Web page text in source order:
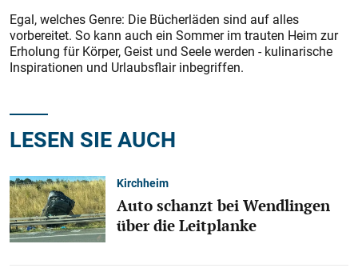
Egal, welches Genre: Die Bücherläden sind auf alles
vorbereitet. So kann auch ein Sommer im trauten Heim zur
Erholung für Körper, Geist und Seele werden - kulinarische
Inspirationen und Urlaubsflair inbegriffen.
LESEN SIE AUCH
Kirchheim
Auto schanzt bei Wendlingen
über die Leitplanke